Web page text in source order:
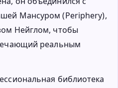
Мансуром (Periphery),
Нейглом, чтобы
реальным
библиотека